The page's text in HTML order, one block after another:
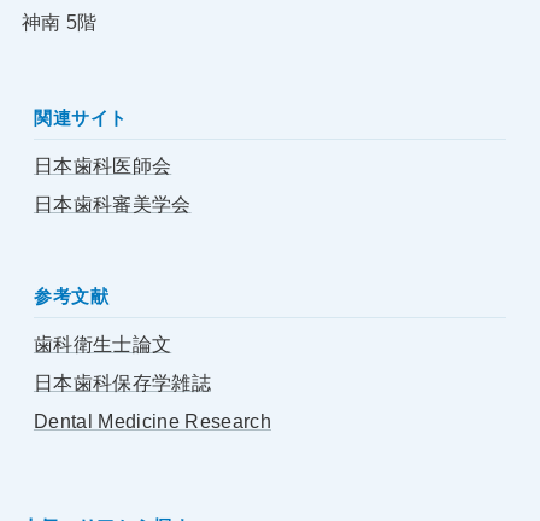
神南 5階
関連サイト
日本歯科医師会
日本歯科審美学会
参考文献
歯科衛生士論文
日本歯科保存学雑誌
Dental Medicine Research